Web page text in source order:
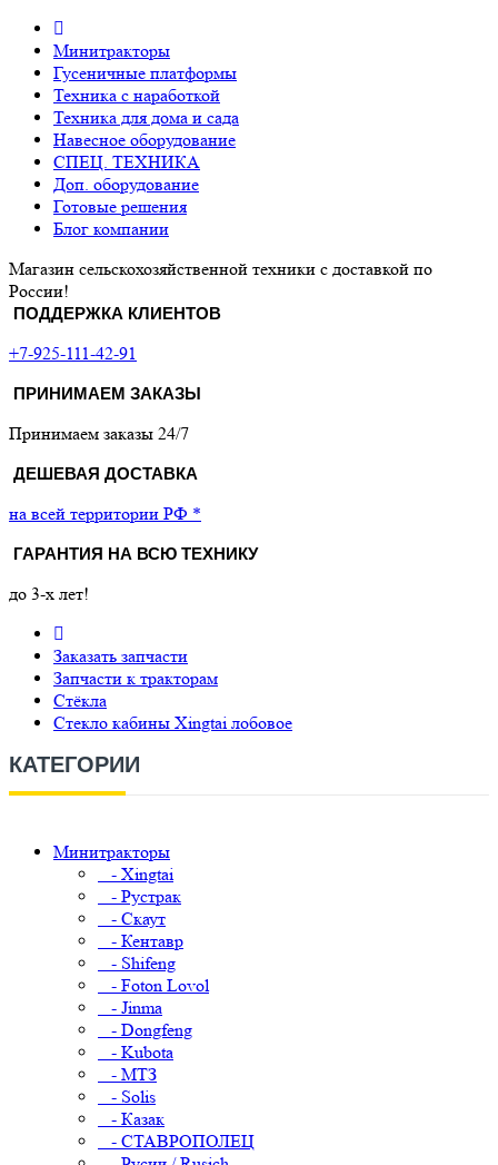
Минитракторы
Гусеничные платформы
Техника с наработкой
Техника для дома и сада
Навесное оборудование
СПЕЦ. ТЕХНИКА
Доп. оборудование
Готовые решения
Блог компании
Магазин сельскохозяйственной техники с доставкой по
России!
ПОДДЕРЖКА КЛИЕНТОВ
+7-925-111-42-91
ПРИНИМАЕМ ЗАКАЗЫ
Принимаем заказы 24/7
ДЕШЕВАЯ ДОСТАВКА
на всей территории РФ *
ГАРАНТИЯ НА ВСЮ ТЕХНИКУ
до 3-х лет!
Заказать запчасти
Запчасти к тракторам
Стёкла
Стекло кабины Xingtai лобовое
КАТЕГОРИИ
Минитракторы
- Xingtai
- Рустрак
- Скаут
- Кентавр
- Shifeng
- Foton Lovol
- Jinma
- Dongfeng
- Kubota
- МТЗ
- Solis
- Казак
- СТАВРОПОЛЕЦ